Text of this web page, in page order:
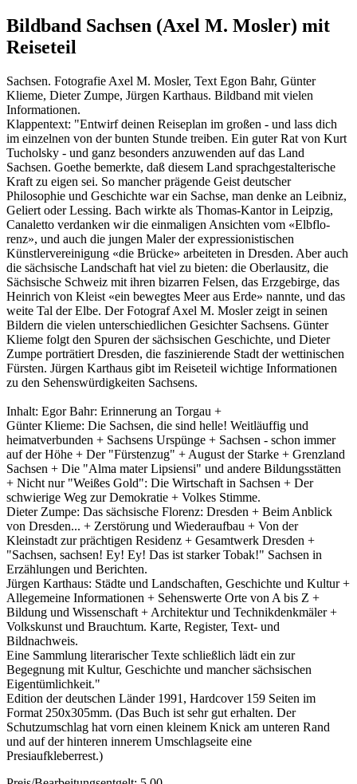
Bildband Sachsen (Axel M. Mosler) mit
Reiseteil
Sachsen. Fotografie Axel M. Mosler, Text Egon Bahr, Günter
Klieme, Dieter Zumpe, Jürgen Karthaus. Bildband mit vielen
Informationen.
Klappentext: "Entwirf deinen Reiseplan im großen - und lass dich
im einzelnen von der bunten Stunde treiben. Ein guter Rat von Kurt
Tucholsky - und ganz besonders anzuwenden auf das Land
Sachsen. Goethe bemerkte, daß diesem Land sprachgestalterische
Kraft zu eigen sei. So mancher prägende Geist deutscher
Philosophie und Geschichte war ein Sachse, man denke an Leibniz,
Geliert oder Lessing. Bach wirkte als Thomas-Kantor in Leipzig,
Canaletto verdanken wir die einmaligen Ansichten vom «Elbflo-
renz», und auch die jungen Maler der expressionistischen
Künstlervereinigung «die Brücke» arbeiteten in Dresden. Aber auch
die sächsische Landschaft hat viel zu bieten: die Oberlausitz, die
Sächsische Schweiz mit ihren bizarren Felsen, das Erzgebirge, das
Heinrich von Kleist «ein bewegtes Meer aus Erde» nannte, und das
weite Tal der Elbe. Der Fotograf Axel M. Mosler zeigt in seinen
Bildern die vielen unterschiedlichen Gesichter Sachsens. Günter
Klieme folgt den Spuren der sächsischen Geschichte, und Dieter
Zumpe porträtiert Dresden, die faszinierende Stadt der wettinischen
Fürsten. Jürgen Karthaus gibt im Reiseteil wichtige Informationen
zu den Sehenswürdigkeiten Sachsens.
Inhalt: Egor Bahr: Erinnerung an Torgau +
Günter Klieme: Die Sachsen, die sind helle! Weitläuffig und
heimatverbunden + Sachsens Urspünge + Sachsen - schon immer
auf der Höhe + Der "Fürstenzug" + August der Starke + Grenzland
Sachsen + Die "Alma mater Lipsiensi" und andere Bildungsstätten
+ Nicht nur "Weißes Gold": Die Wirtschaft in Sachsen + Der
schwierige Weg zur Demokratie + Volkes Stimme.
Dieter Zumpe: Das sächsische Florenz: Dresden + Beim Anblick
von Dresden... + Zerstörung und Wiederaufbau + Von der
Kleinstadt zur prächtigen Residenz + Gesamtwerk Dresden +
"Sachsen, sachsen! Ey! Ey! Das ist starker Tobak!" Sachsen in
Erzählungen und Berichten.
Jürgen Karthaus: Städte und Landschaften, Geschichte und Kultur +
Allegemeine Informationen + Sehenswerte Orte von A bis Z +
Bildung und Wissenschaft + Architektur und Technikdenkmäler +
Volkskunst und Brauchtum. Karte, Register, Text- und
Bildnachweis.
Eine Sammlung literarischer Texte schließlich lädt ein zur
Begegnung mit Kultur, Geschichte und mancher sächsischen
Eigentümlichkeit."
Edition der deutschen Länder 1991, Hardcover 159 Seiten im
Format 250x305mm. (Das Buch ist sehr gut erhalten. Der
Schutzumschlag hat vorn einen kleinem Knick am unteren Rand
und auf der hinteren innerem Umschlagseite eine
Presiaufkleberrest.)